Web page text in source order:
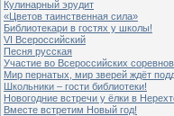
Кулинарный эрудит
«Цветов таинственная сила»
Библиотекари в гостях у школы!
VI Всероссийский
Песня русская
Участие во Всероссийских
Мир пернатых, мир зверей ждёт
Школьники – гости библиотеки!
Новогодние встречи у ёлки в
Вместе встретим Новый год!